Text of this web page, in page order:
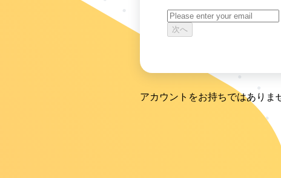
次へ
アカウントをお持ちではありま